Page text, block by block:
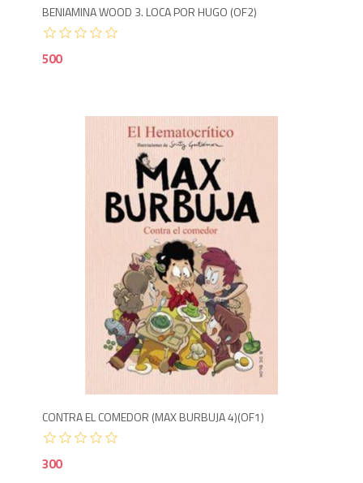
BENIAMINA WOOD 3. LOCA POR HUGO (OF2)
500
CONTRA EL COMEDOR (MAX BURBUJA 4)(OF1)
300